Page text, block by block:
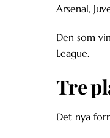
Arsenal,
Den som
League.
Tre
Det nya